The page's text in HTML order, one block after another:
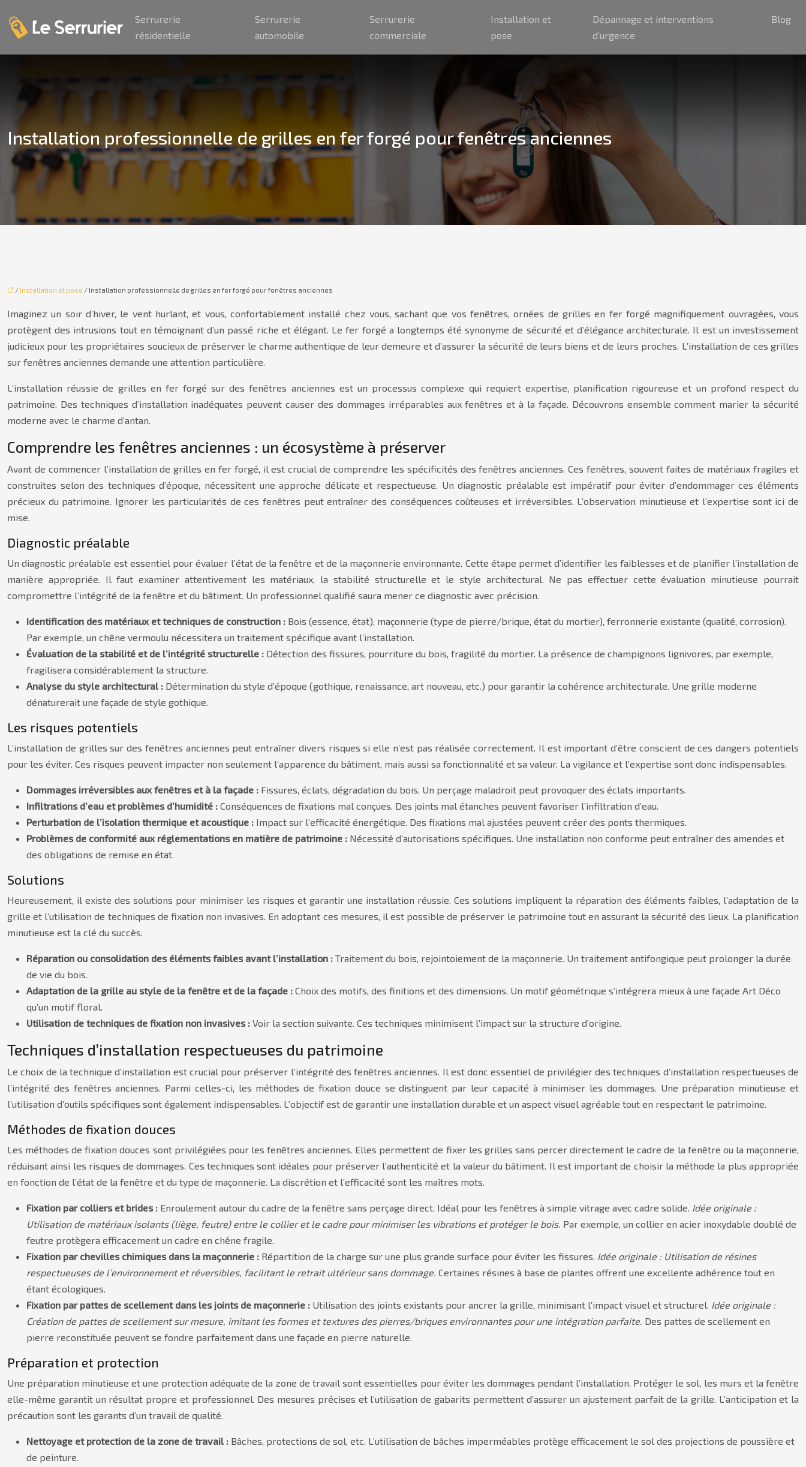
Serrurerie
résidentielle
Serrurerie
automobile
Serrurerie
commerciale
Installation et
pose
Dépannage et interventions
d’urgence
Blog
Installation professionnelle de grilles en fer forgé pour fenêtres anciennes
/ Installation et pose / Installation professionnelle de grilles en fer forgé pour fenêtres anciennes
Imaginez un soir d’hiver, le vent hurlant, et vous, confortablement installé chez vous, sachant que vos fenêtres, ornées de grilles en fer forgé magnifiquement ouvragées, vous
protègent des intrusions tout en témoignant d’un passé riche et élégant. Le fer forgé a longtemps été synonyme de sécurité et d’élégance architecturale. Il est un investissement
judicieux pour les propriétaires soucieux de préserver le charme authentique de leur demeure et d’assurer la sécurité de leurs biens et de leurs proches. L’installation de ces grilles
sur fenêtres anciennes demande une attention particulière.
L’installation réussie de grilles en fer forgé sur des fenêtres anciennes est un processus complexe qui requiert expertise, planification rigoureuse et un profond respect du
patrimoine. Des techniques d’installation inadéquates peuvent causer des dommages irréparables aux fenêtres et à la façade. Découvrons ensemble comment marier la sécurité
moderne avec le charme d’antan.
Comprendre les fenêtres anciennes : un écosystème à préserver
Avant de commencer l’installation de grilles en fer forgé, il est crucial de comprendre les spécificités des fenêtres anciennes. Ces fenêtres, souvent faites de matériaux fragiles et
construites selon des techniques d’époque, nécessitent une approche délicate et respectueuse. Un diagnostic préalable est impératif pour éviter d’endommager ces éléments
précieux du patrimoine. Ignorer les particularités de ces fenêtres peut entraîner des conséquences coûteuses et irréversibles. L’observation minutieuse et l’expertise sont ici de
mise.
Diagnostic préalable
Un diagnostic préalable est essentiel pour évaluer l’état de la fenêtre et de la maçonnerie environnante. Cette étape permet d’identifier les faiblesses et de planifier l’installation de
manière appropriée. Il faut examiner attentivement les matériaux, la stabilité structurelle et le style architectural. Ne pas effectuer cette évaluation minutieuse pourrait
compromettre l’intégrité de la fenêtre et du bâtiment. Un professionnel qualifié saura mener ce diagnostic avec précision.
Identification des matériaux et techniques de construction : Bois (essence, état), maçonnerie (type de pierre/brique, état du mortier), ferronnerie existante (qualité, corrosion).
Par exemple, un chêne vermoulu nécessitera un traitement spécifique avant l’installation.
Évaluation de la stabilité et de l’intégrité structurelle : Détection des fissures, pourriture du bois, fragilité du mortier. La présence de champignons lignivores, par exemple,
fragilisera considérablement la structure.
Analyse du style architectural : Détermination du style d’époque (gothique, renaissance, art nouveau, etc.) pour garantir la cohérence architecturale. Une grille moderne
dénaturerait une façade de style gothique.
Les risques potentiels
L’installation de grilles sur des fenêtres anciennes peut entraîner divers risques si elle n’est pas réalisée correctement. Il est important d’être conscient de ces dangers potentiels
pour les éviter. Ces risques peuvent impacter non seulement l’apparence du bâtiment, mais aussi sa fonctionnalité et sa valeur. La vigilance et l’expertise sont donc indispensables.
Dommages irréversibles aux fenêtres et à la façade : Fissures, éclats, dégradation du bois. Un perçage maladroit peut provoquer des éclats importants.
Infiltrations d’eau et problèmes d’humidité : Conséquences de fixations mal conçues. Des joints mal étanches peuvent favoriser l’infiltration d’eau.
Perturbation de l’isolation thermique et acoustique : Impact sur l’efficacité énergétique. Des fixations mal ajustées peuvent créer des ponts thermiques.
Problèmes de conformité aux réglementations en matière de patrimoine : Nécessité d’autorisations spécifiques. Une installation non conforme peut entraîner des amendes et
des obligations de remise en état.
Solutions
Heureusement, il existe des solutions pour minimiser les risques et garantir une installation réussie. Ces solutions impliquent la réparation des éléments faibles, l’adaptation de la
grille et l’utilisation de techniques de fixation non invasives. En adoptant ces mesures, il est possible de préserver le patrimoine tout en assurant la sécurité des lieux. La planification
minutieuse est la clé du succès.
Réparation ou consolidation des éléments faibles avant l’installation : Traitement du bois, rejointoiement de la maçonnerie. Un traitement antifongique peut prolonger la durée
de vie du bois.
Adaptation de la grille au style de la fenêtre et de la façade : Choix des motifs, des finitions et des dimensions. Un motif géométrique s’intégrera mieux à une façade Art Déco
qu’un motif floral.
Utilisation de techniques de fixation non invasives : Voir la section suivante. Ces techniques minimisent l’impact sur la structure d’origine.
Techniques d’installation respectueuses du patrimoine
Le choix de la technique d’installation est crucial pour préserver l’intégrité des fenêtres anciennes. Il est donc essentiel de privilégier des techniques d’installation respectueuses de
l’intégrité des fenêtres anciennes. Parmi celles-ci, les méthodes de fixation douce se distinguent par leur capacité à minimiser les dommages. Une préparation minutieuse et
l’utilisation d’outils spécifiques sont également indispensables. L’objectif est de garantir une installation durable et un aspect visuel agréable tout en respectant le patrimoine.
Méthodes de fixation douces
Les méthodes de fixation douces sont privilégiées pour les fenêtres anciennes. Elles permettent de fixer les grilles sans percer directement le cadre de la fenêtre ou la maçonnerie,
réduisant ainsi les risques de dommages. Ces techniques sont idéales pour préserver l’authenticité et la valeur du bâtiment. Il est important de choisir la méthode la plus appropriée
en fonction de l’état de la fenêtre et du type de maçonnerie. La discrétion et l’efficacité sont les maîtres mots.
Fixation par colliers et brides : Enroulement autour du cadre de la fenêtre sans perçage direct. Idéal pour les fenêtres à simple vitrage avec cadre solide. Idée originale :
Utilisation de matériaux isolants (liège, feutre) entre le collier et le cadre pour minimiser les vibrations et protéger le bois. Par exemple, un collier en acier inoxydable doublé de
feutre protègera efficacement un cadre en chêne fragile.
Fixation par chevilles chimiques dans la maçonnerie : Répartition de la charge sur une plus grande surface pour éviter les fissures. Idée originale : Utilisation de résines
respectueuses de l’environnement et réversibles, facilitant le retrait ultérieur sans dommage. Certaines résines à base de plantes offrent une excellente adhérence tout en
étant écologiques.
Fixation par pattes de scellement dans les joints de maçonnerie : Utilisation des joints existants pour ancrer la grille, minimisant l’impact visuel et structurel. Idée originale :
Création de pattes de scellement sur mesure, imitant les formes et textures des pierres/briques environnantes pour une intégration parfaite. Des pattes de scellement en
pierre reconstituée peuvent se fondre parfaitement dans une façade en pierre naturelle.
Préparation et protection
Une préparation minutieuse et une protection adéquate de la zone de travail sont essentielles pour éviter les dommages pendant l’installation. Protéger le sol, les murs et la fenêtre
elle-même garantit un résultat propre et professionnel. Des mesures précises et l’utilisation de gabarits permettent d’assurer un ajustement parfait de la grille. L’anticipation et la
précaution sont les garants d’un travail de qualité.
Nettoyage et protection de la zone de travail : Bâches, protections de sol, etc. L’utilisation de bâches imperméables protège efficacement le sol des projections de poussière et
de peinture.